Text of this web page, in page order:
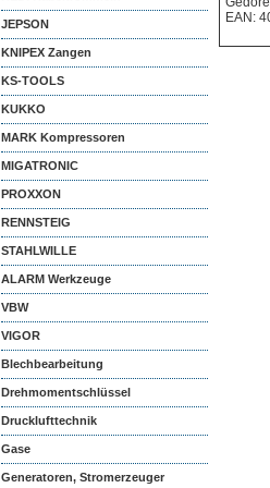
JEPSON
KNIPEX Zangen
KS-TOOLS
KUKKO
MARK Kompressoren
MIGATRONIC
PROXXON
RENNSTEIG
STAHLWILLE
ALARM Werkzeuge
VBW
VIGOR
Blechbearbeitung
Drehmomentschlüssel
Drucklufttechnik
Gase
Generatoren, Stromerzeuger
EAN: